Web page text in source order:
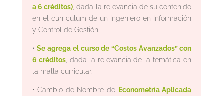
a 6 créditos) , dada la relevancia de su contenido
en el curriculum de un Ingeniero en Información
y Control de Gestión.
•Se agrega el curso de “Costos Avanzados” con
6 créditos, dada la relevancia de la temática en
la malla curricular.
• Cambio de Nombre de Econometría Aplicada